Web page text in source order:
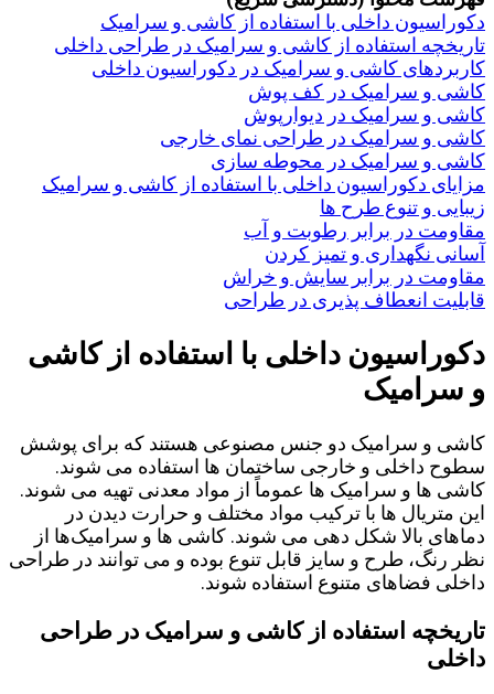
دکوراسیون داخلی با استفاده از کاشی و سرامیک
تاریخچه استفاده از کاشی و سرامیک در طراحی داخلی
کاربردهای کاشی و سرامیک در دکوراسیون داخلی
کاشی و سرامیک در کف ‌پوش
کاشی و سرامیک در دیوارپوش
کاشی و سرامیک در طراحی نمای خارجی
کاشی و سرامیک در محوطه ‌سازی
مزایای دکوراسیون داخلی با استفاده از کاشی و سرامیک
زیبایی و تنوع طرح‌ ها
مقاومت در برابر رطوبت و آب
آسانی نگهداری و تمیز کردن
مقاومت در برابر سایش و خراش
قابلیت انعطاف ‌پذیری در طراحی
دکوراسیون داخلی با استفاده از کاشی
و سرامیک
کاشی و سرامیک دو جنس مصنوعی هستند که برای پوشش
سطوح داخلی و خارجی ساختمان‌ ها استفاده می ‌شوند.
کاشی‌ ها و سرامیک ‌ها عموماً از مواد معدنی تهیه می ‌شوند.
این متریال ها با ترکیب مواد مختلف و حرارت دیدن در
دماهای بالا شکل ‌دهی می ‌شوند. کاشی ‌ها و سرامیک‌ها از
نظر رنگ، طرح و سایز قابل تنوع بوده و می‌ توانند در طراحی
داخلی فضاهای متنوع استفاده شوند.
تاریخچه استفاده از کاشی و سرامیک در طراحی
داخلی